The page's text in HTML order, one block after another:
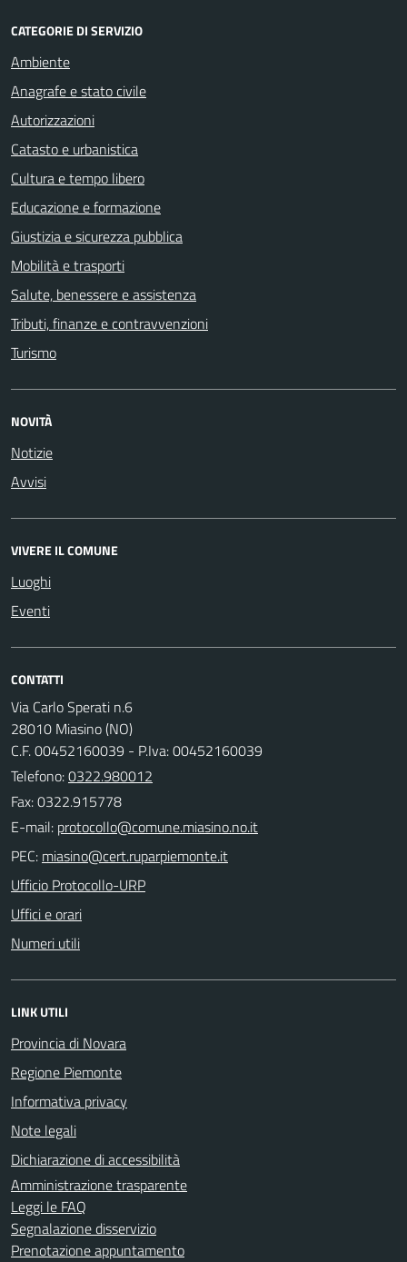
CATEGORIE DI SERVIZIO
Ambiente
Anagrafe e stato civile
Autorizzazioni
Catasto e urbanistica
Cultura e tempo libero
Educazione e formazione
Giustizia e sicurezza pubblica
Mobilità e trasporti
Salute, benessere e assistenza
Tributi, finanze e contravvenzioni
Turismo
NOVITÀ
Notizie
Avvisi
VIVERE IL COMUNE
Luoghi
Eventi
CONTATTI
Via Carlo Sperati n.6
28010 Miasino (NO)
C.F. 00452160039 - P.Iva: 00452160039
Telefono:0322.980012
Fax: 0322.915778
E-mail:
PEC:
Ufficio Protocollo-URP
Uffici e orari
Numeri utili
LINK UTILI
Provincia di Novara
Regione Piemonte
Informativa privacy
Note legali
Dichiarazione di accessibilità
Amministrazione trasparente
Leggi le FAQ
Segnalazione disservizio
Prenotazione appuntamento